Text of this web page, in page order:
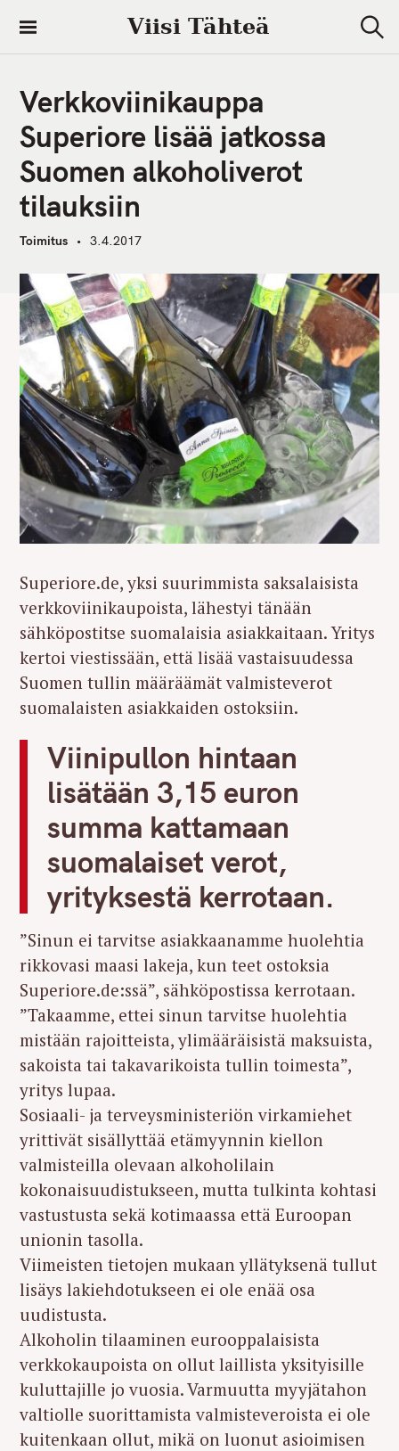
i
Viisi Tähteä
e
Verkkoviinikauppa
Superiore lisää jatkossa
Suomen alkoholiverot
tilauksiin
Toimitus 3.4.2017
Superiore.de, yksi suurimmista saksalaisista
verkkoviinikaupoista, lähestyi tänään
sähköpostitse suomalaisia asiakkaitaan. Yritys
kertoi viestissään, että lisää vastaisuudessa
Suomen tullin määräämät valmisteverot
suomalaisten asiakkaiden ostoksiin.
Viinipullon hintaan
lisätään 3,15 euron
summa kattamaan
suomalaiset verot,
yrityksestä kerrotaan.
”Sinun ei tarvitse asiakkaanamme huolehtia
rikkovasi maasi lakeja, kun teet ostoksia
Superiore.de:ssä”, sähköpostissa kerrotaan.
”Takaamme, ettei sinun tarvitse huolehtia
mistään rajoitteista, ylimääräisistä maksuista,
sakoista tai takavarikoista tullin toimesta”,
yritys lupaa.
Sosiaali- ja terveysministeriön virkamiehet
yrittivät sisällyttää etämyynnin kiellon
valmisteilla olevaan alkoholilain
kokonaisuudistukseen, mutta tulkinta kohtasi
vastustusta sekä kotimaassa että Euroopan
unionin tasolla.
Viimeisten tietojen mukaan yllätyksenä tullut
lisäys lakiehdotukseen ei ole enää osa
uudistusta.
Alkoholin tilaaminen eurooppalaisista
verkkokaupoista on ollut laillista yksityisille
kuluttajille jo vuosia. Varmuutta myyjätahon
valtiolle suorittamista valmisteveroista ei ole
kuitenkaan ollut, mikä on luonut asioimisen